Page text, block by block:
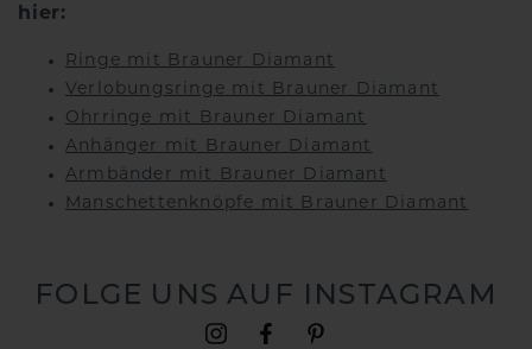
hier:
Ringe mit Brauner Diamant
Verlobungsringe mit Brauner Diamant
Ohrringe mit Brauner Diamant
Anhänger mit Brauner Diamant
Armbänder mit Brauner Diamant
Manschettenknöpfe mit Brauner Diamant
FOLGE UNS AUF INSTAGRAM